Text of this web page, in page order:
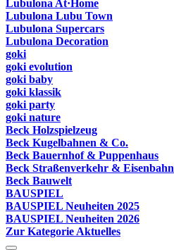
Lubulona At·Home
Lubulona Lubu Town
Lubulona Supercars
Lubulona Decoration
goki
goki evolution
goki baby
goki klassik
goki party
goki nature
Beck Holzspielzeug
Beck Kugelbahnen & Co.
Beck Bauernhof & Puppenhaus
Beck Straßenverkehr & Eisenbahn
Beck Bauwelt
BAUSPIEL
BAUSPIEL Neuheiten 2025
BAUSPIEL Neuheiten 2026
Zur Kategorie Aktuelles